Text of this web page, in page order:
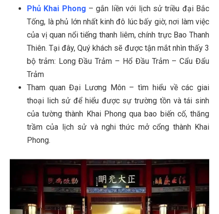
Phủ Khai Phong – gắn liền với lịch sử triều đại Bắc
Tống, là phủ lớn nhất kinh đô lúc bấy giờ, nơi làm việc
của vị quan nổi tiếng thanh liêm, chính trực Bao Thanh
Thiên. Tại đây, Quý khách sẽ được tận mắt nhìn thấy 3
bộ trảm: Long Đầu Trảm – Hổ Đầu Trảm – Cẩu Đẩu
Trảm
Tham quan Đại Lương Môn – tìm hiểu về các giai
thoại lich sử để hiểu được sự trường tồn và tái sinh
của tường thành Khai Phong qua bao biến cố, thăng
trầm của lịch sử và nghi thức mở cổng thành Khai
Phong.